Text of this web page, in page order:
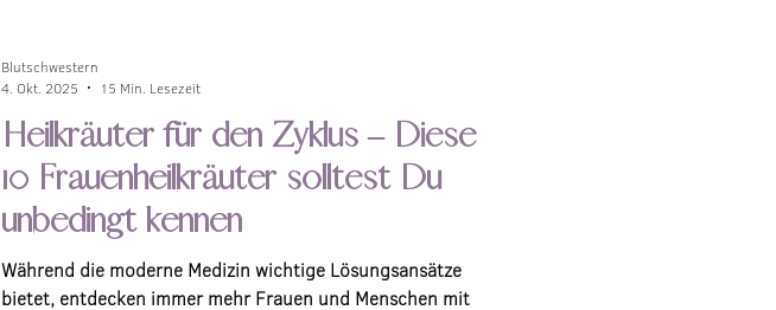
Heilkräuter für den Zyklus – Diese
10 Frauenheilkräuter solltest Du
unbedingt kennen
Während die moderne Medizin wichtige Lösungsansätze
bietet, entdecken immer mehr Frauen und Menschen mit
Blutschwestern
4. Okt. 2025
15 Min. Lesezeit